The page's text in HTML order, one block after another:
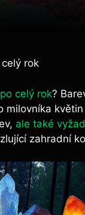
rok
celý rok?
milovníka
ale také
zahradní